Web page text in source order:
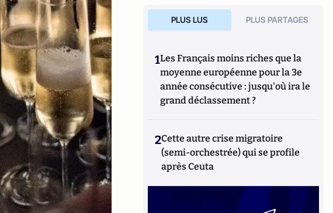
PLUS LUS PLUS PARTAGES
1Les Français moins riches que la
moyenne européenne pour la 3e
année consécutive : jusqu'où ira le
grand déclassement ?
2Cette autre crise migratoire
(semi-orchestrée) qui se profile
après Ceuta